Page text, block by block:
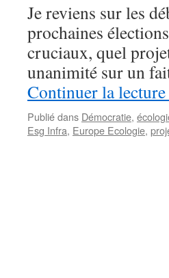
Je reviens sur les
prochaines
cruciaux, quel
unanimité sur un
Continuer la lecture
Publié dans Démocratie,
Esg Infra, Europe Ecologie,